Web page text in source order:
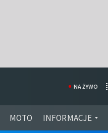
MOTO INFORMACJE
NA ŻYWO